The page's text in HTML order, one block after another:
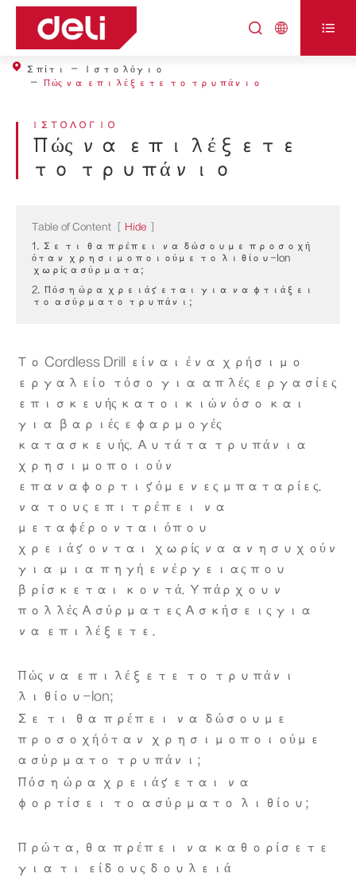
  
Σπίτι
Ιστολόγιο
Πώς να επιλέξετε το τρυπάνιο
ΙΣΤΟΛΌΓΙΟ
Πώς να επιλέξετε
το τρυπάνιο
Table of Content Hide
1. Σε τι θα πρέπει να δώσουμε προσοχή
όταν χρησιμοποιούμε το λιθίου-Ion
χωρίς ασύρματα;
2. Πόση ώρα χρειάζεται για να φτιάξει
το ασύρματο τρυπάνι;
Το Cordless Drill είναι ένα χρήσιμο
εργαλείο τόσο για απλές εργασίες
επισκευής κατοικιών όσο και
για βαριές εφαρμογές
κατασκευής. Αυτά τα τρυπάνια
χρησιμοποιούν
επαναφορτιζόμενες μπαταρίες.
να τους επιτρέπει να
μεταφέρονται όπου
χρειάζονται χωρίς να ανησυχούν
για μια πηγή ενέργειας που
βρίσκεται κοντά. Υπάρχουν
πολλές Ασύρματες Ασκήσεις για
να επιλέξετε.
Πώς να επιλέξετε το τρυπάνι
λιθίου-lon;
Σε τι θα πρέπει να δώσουμε
προσοχή όταν χρησιμοποιούμε
ασύρματο τρυπάνι;
Πόση ώρα χρειάζεται να
φορτίσει το ασύρματο λιθίου;
Πρώτα, θα πρέπει να καθορίσετε
για τι είδους δουλειά